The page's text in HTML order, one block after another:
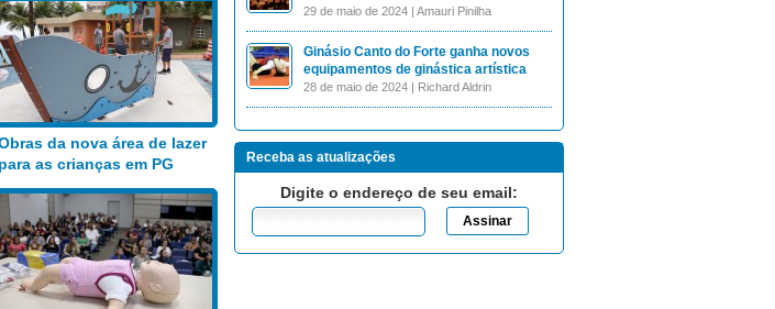
da nova área de lazer
para as crianças em PG
29 de maio de 2024 | Amauri Pinilha
Ginásio Canto do Forte ganha novos
equipamentos de ginástica artística
28 de maio de 2024 | Richard Aldrin
Receba as atualizações
Digite o endereço de seu email: